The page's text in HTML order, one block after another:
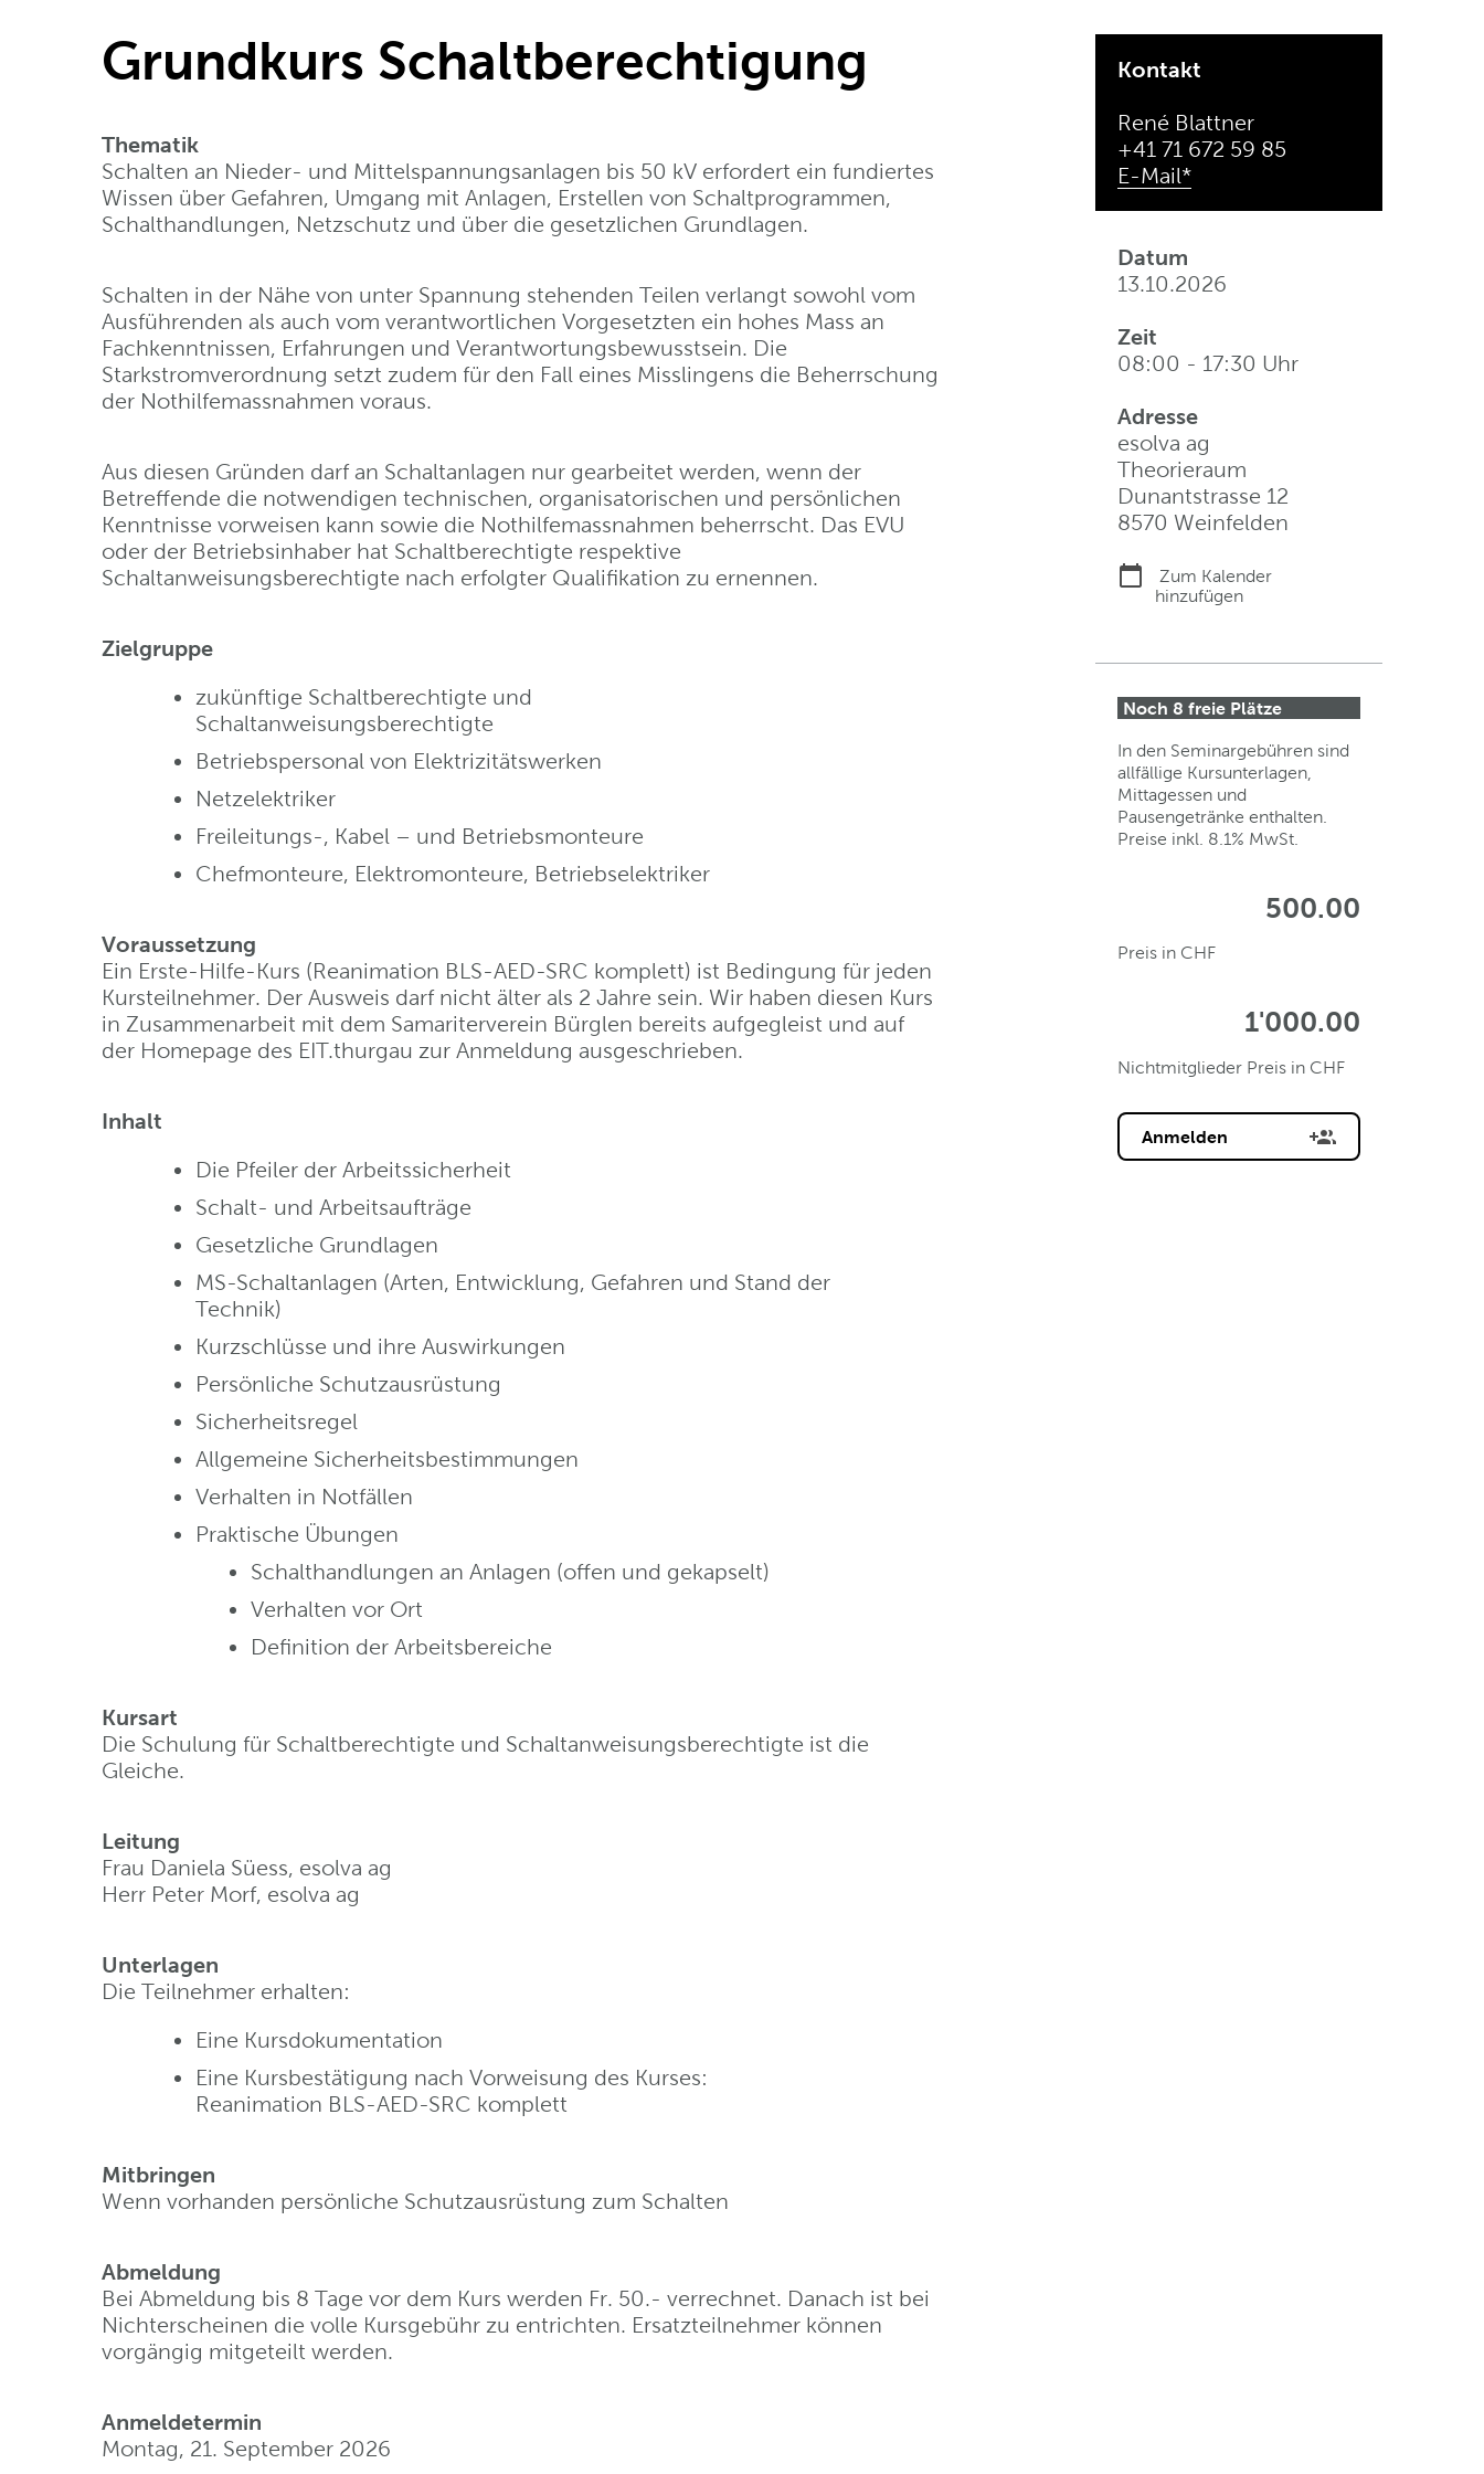
Grundkurs Schaltberechtigung
Thematik
Schalten an Nieder- und Mittelspannungsanlagen bis 50 kV erfordert ein fundiertes
Wissen über Gefahren, Umgang mit Anlagen, Erstellen von Schaltprogrammen,
Schalthandlungen, Netzschutz und über die gesetzlichen Grundlagen.
Schalten in der Nähe von unter Spannung stehenden Teilen verlangt sowohl vom
Ausführenden als auch vom verantwortlichen Vorgesetzten ein hohes Mass an
Fachkenntnissen, Erfahrungen und Verantwortungsbewusstsein. Die
Starkstromverordnung setzt zudem für den Fall eines Misslingens die Beherrschung
der Nothilfemassnahmen voraus.
Aus diesen Gründen darf an Schaltanlagen nur gearbeitet werden, wenn der
Betreffende die notwendigen technischen, organisatorischen und persönlichen
Kenntnisse vorweisen kann sowie die Nothilfemassnahmen beherrscht. Das EVU
oder der Betriebsinhaber hat Schaltberechtigte respektive
Schaltanweisungsberechtigte nach erfolgter Qualifikation zu ernennen.
Zielgruppe
zukünftige Schaltberechtigte und
Schaltanweisungsberechtigte
Betriebspersonal von Elektrizitätswerken
Netzelektriker
Freileitungs-, Kabel – und Betriebsmonteure
Chefmonteure, Elektromonteure, Betriebselektriker
Voraussetzung
Ein Erste-Hilfe-Kurs (Reanimation BLS-AED-SRC komplett) ist Bedingung für jeden
Kursteilnehmer. Der Ausweis darf nicht älter als 2 Jahre sein. Wir haben diesen Kurs
in Zusammenarbeit mit dem Samariterverein Bürglen bereits aufgegleist und auf
der Homepage des EIT.thurgau zur Anmeldung ausgeschrieben.
Inhalt
Die Pfeiler der Arbeitssicherheit
Schalt- und Arbeitsaufträge
Gesetzliche Grundlagen
MS-Schaltanlagen (Arten, Entwicklung, Gefahren und Stand der
Technik)
Kurzschlüsse und ihre Auswirkungen
Persönliche Schutzausrüstung
Sicherheitsregel
Allgemeine Sicherheitsbestimmungen
Verhalten in Notfällen
Praktische Übungen
Schalthandlungen an Anlagen (offen und gekapselt)
Verhalten vor Ort
Definition der Arbeitsbereiche
Kursart
Die Schulung für Schaltberechtigte und Schaltanweisungsberechtigte ist die
Gleiche.
Leitung
Frau Daniela Süess, esolva ag
Herr Peter Morf, esolva ag
Unterlagen
Die Teilnehmer erhalten:
Eine Kursdokumentation
Eine Kursbestätigung nach Vorweisung des Kurses:
Reanimation BLS-AED-SRC komplett
Mitbringen
Wenn vorhanden persönliche Schutzausrüstung zum Schalten
Abmeldung
Bei Abmeldung bis 8 Tage vor dem Kurs werden Fr. 50.- verrechnet. Danach ist bei
Nichterscheinen die volle Kursgebühr zu entrichten. Ersatzteilnehmer können
vorgängig mitgeteilt werden.
Anmeldetermin
Montag, 21. September 2026
Kontakt
René Blattner
+41 71 672 59 85
E-Mail*
Datum
13.10.2026
Zeit
08:00 - 17:30 Uhr
Adresse
esolva ag
Theorieraum
Dunantstrasse 12
8570 Weinfelden
Zum Kalender
hinzufügen
Noch 8 freie Plätze
In den Seminargebühren sind
allfällige Kursunterlagen,
Mittagessen und
Pausengetränke enthalten.
Preise inkl. 8.1% MwSt.
500.00
Preis in CHF
1'000.00
Nichtmitglieder Preis in CHF
Anmelden